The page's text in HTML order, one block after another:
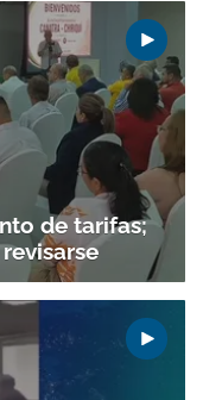
de tarifas;